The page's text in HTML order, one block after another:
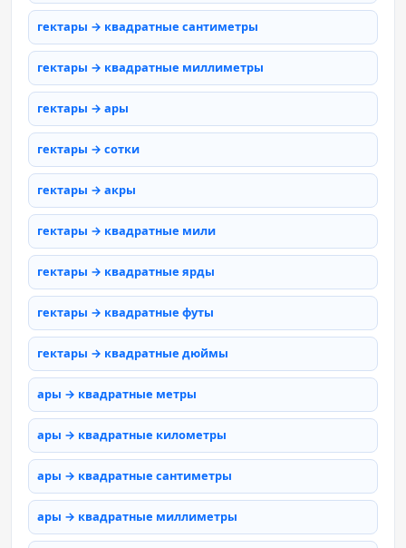
гектары → квадратные сантиметры
гектары → квадратные миллиметры
гектары → ары
гектары → сотки
гектары → акры
гектары → квадратные мили
гектары → квадратные ярды
гектары → квадратные футы
гектары → квадратные дюймы
ары → квадратные метры
ары → квадратные километры
ары → квадратные сантиметры
ары → квадратные миллиметры